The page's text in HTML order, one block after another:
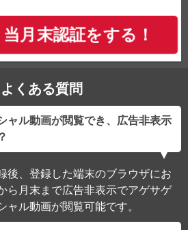
当月末認証をする！
よくある質問
ャル動画が閲覧でき、広告非表示
後、登録した端末のブラウザにお
ら月末まで広告非表示でアゲサゲ
ャル動画が閲覧可能です。